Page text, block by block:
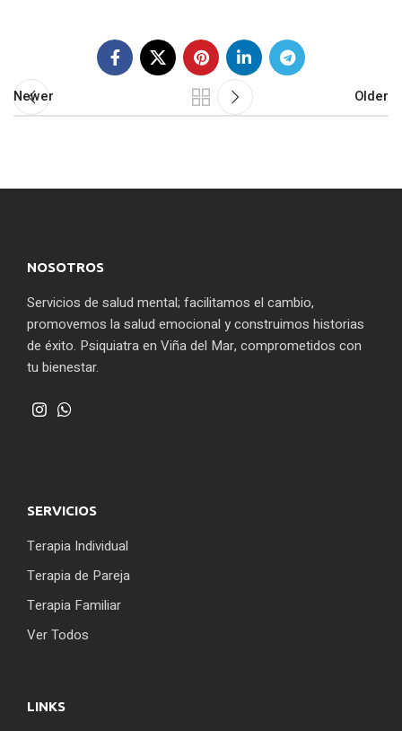
Newer Older
NOSOTROS
Servicios de salud mental; facilitamos el cambio,
promovemos la salud emocional y construimos historias
de éxito. Psiquiatra en Viña del Mar, comprometidos con
tu bienestar.
SERVICIOS
Terapia Individual
Terapia de Pareja
Terapia Familiar
Ver Todos
LINKS